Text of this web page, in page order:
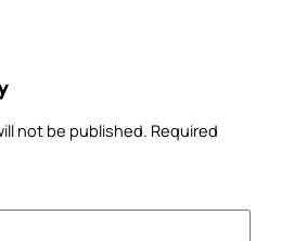
not be published. Required